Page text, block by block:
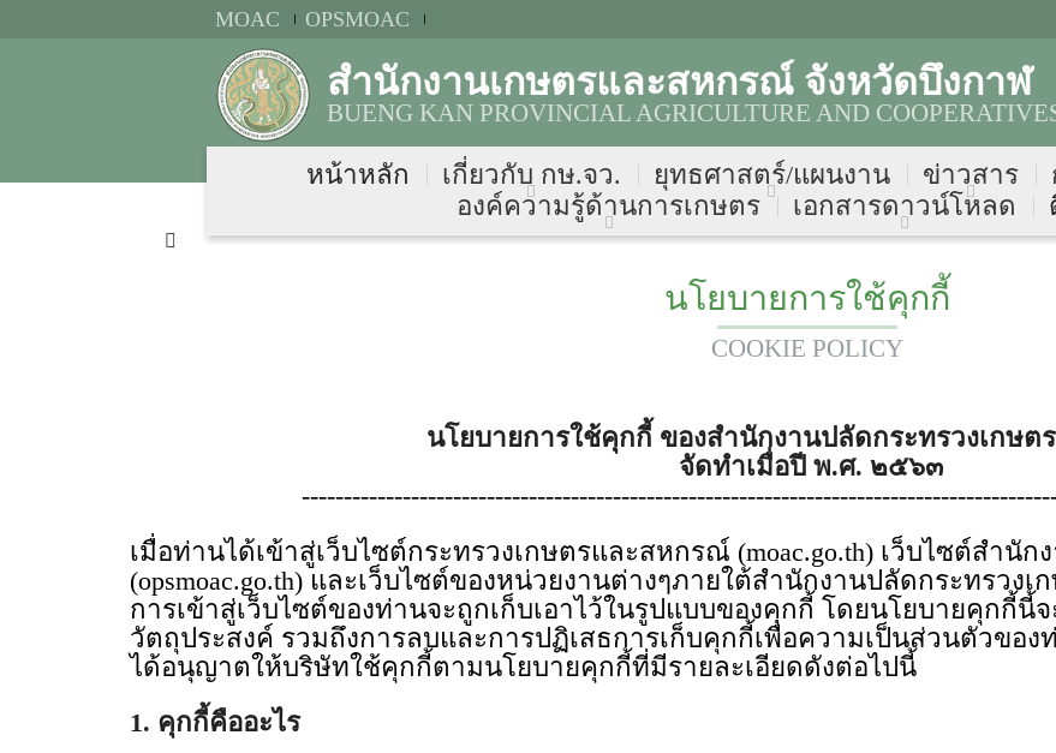
MOAC OPSMOAC
สำนักงานเกษตรและสหกรณ์ จังหวัดบึงกาฬ
BUENG KAN PROVINCIAL AGRICULTURE AND
หน้าหลัก เกี่ยวกับ กษ.จว. ยุทธศาสตร์/แผนงาน ข่าวสาร
องค์ความรู้ด้านการเกษตร
เอกสารดาวน์โหลด
นโยบายการใช้คุกกี้
COOKIE POLICY
นโยบายการใช้คุกกี้ ของสำนักงานปลัดกระทรวงเกษ
จัดทำเมื่อปี พ.ศ. ๒๕๖๓
เมื่อท่านได้เข้าสู่เว็บไซต์กระทรวงเกษตรและสหกรณ์ (moac.go.th) เว็บไซต์สำนั
(opsmoac.go.th) และเว็บไซต์ของหน่วยงานต่างๆภายใต้สำนักงานปลัดกระทรว
การเข้าสู่เว็บไซต์ของท่านจะถูกเก็บเอาไว้ในรูปแบบของคุกกี้ โดยนโยบายคุกกี้
วัตถุประสงค์ รวมถึงการลบและการปฏิเสธการเก็บคุกกี้เพื่อความเป็นส่วนตัวขอ
ได้อนุญาตให้บริษัทใช้คุกกี้ตามนโยบายคุกกี้ที่มีรายละเอียดดังต่อไปนี้
1. คุกกี้คืออะไร